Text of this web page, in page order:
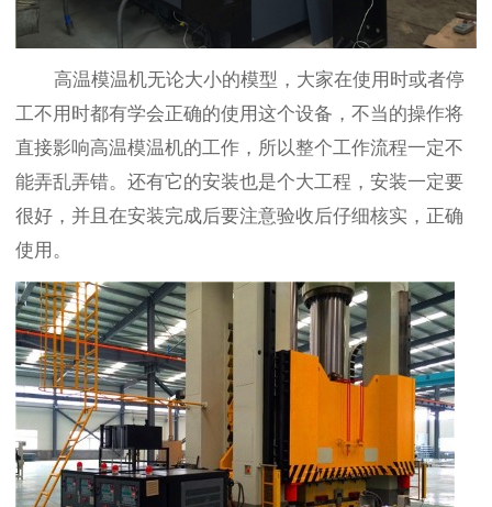
高温模温机无论大小的模型，大家在使用时或者停
工不用时都有学会正确的使用这个设备，不当的操作将
直接影响高温模温机的工作，所以整个工作流程一定不
能弄乱弄错。还有它的安装也是个大工程，安装一定要
很好，并且在安装完成后要注意验收后仔细核实，正确
使用。